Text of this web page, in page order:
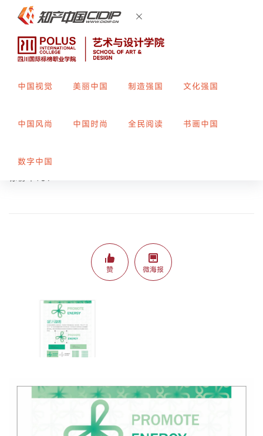
中国视觉 美丽中国 制造强国 文化强国
中国风尚 中国时尚 全民阅读 书画中国
数字中国
指导教师：
标榜平189
赞 微海报